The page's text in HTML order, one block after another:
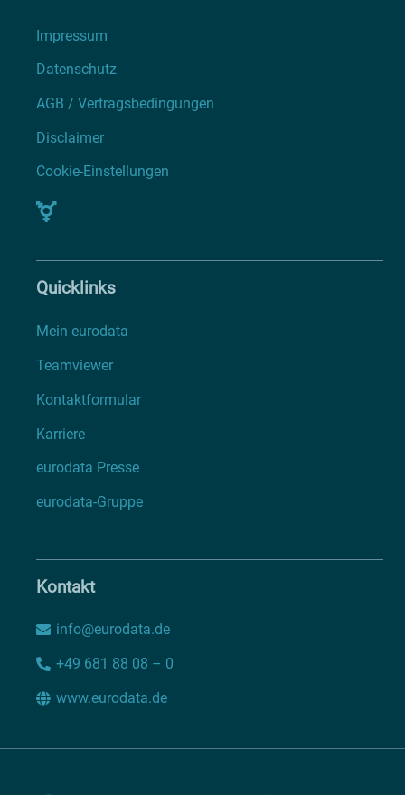
Impressum
Datenschutz
AGB / Vertragsbedingungen
Disclaimer
Cookie-Einstellungen
Quicklinks
Mein eurodata
Teamviewer
Kontaktformular
Karriere
eurodata Presse
eurodata-Gruppe
Kontakt
info@eurodata.de
+49 681 88 08 – 0
www.eurodata.de